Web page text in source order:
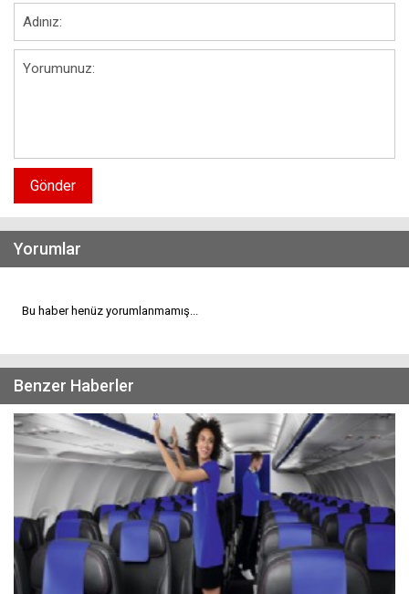
Gönder
Yorumlar
Bu haber henüz yorumlanmamış...
Benzer Haberler